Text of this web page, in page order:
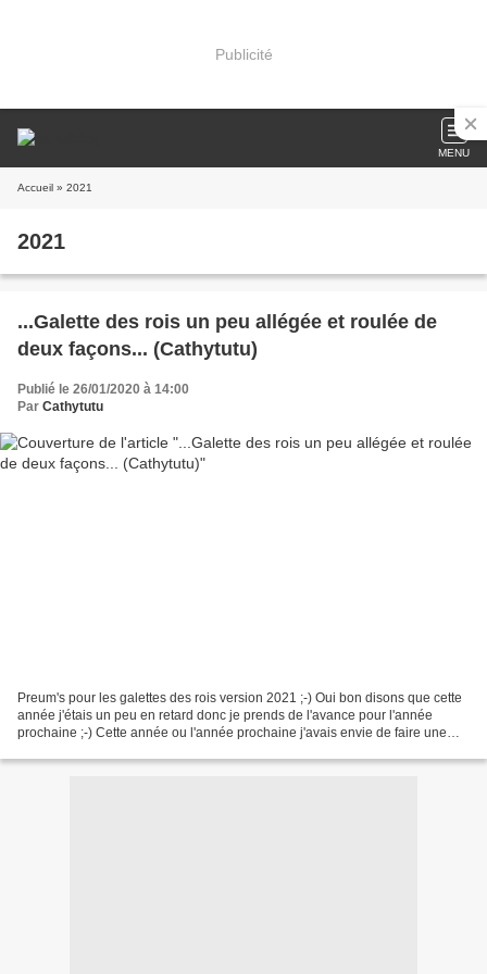
Publicité
MENU
Accueil » 2021
2021
...Galette des rois un peu allégée et roulée de
deux façons... (Cathytutu)
Publié le 26/01/2020 à 14:00
Par Cathytutu
Preum's pour les galettes des rois version 2021 ;-) Oui bon disons que cette
année j'étais un peu en retard donc je prends de l'avance pour l'année
prochaine ;-) Cette année ou l'année prochaine j'avais envie de faire une